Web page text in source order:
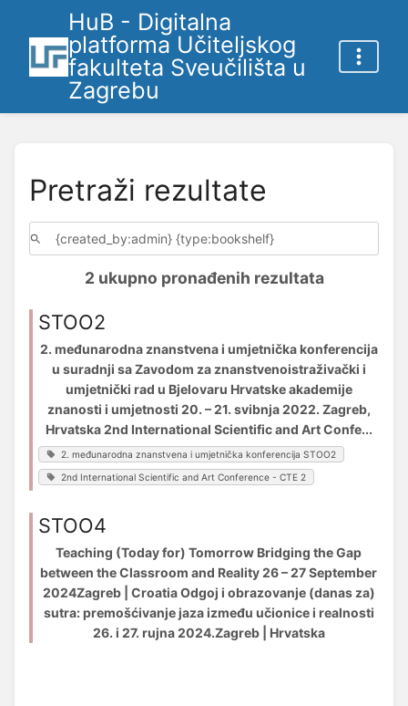
HuB - Digitalna
platforma Učiteljskog
fakulteta Sveučilišta u
Zagrebu
Pretraži rezultate
2 ukupno pronađenih rezultata
STOO2
2. međunarodna znanstvena i umjetnička konferencija
u suradnji sa Zavodom za znanstvenoistraživački i
umjetnički rad u Bjelovaru Hrvatske akademije
znanosti i umjetnosti 20. – 21. svibnja 2022. Zagreb,
Hrvatska 2nd International Scientific and Art Confe...
2. međunarodna znanstvena i umjetnička konferencija STOO2
2nd International Scientific and Art Conference - CTE 2
STOO4
Teaching (Today for) Tomorrow Bridging the Gap
between the Classroom and Reality 26 – 27 September
2024Zagreb | Croatia Odgoj i obrazovanje (danas za)
sutra: premošćivanje jaza između učionice i realnosti
26. i 27. rujna 2024.Zagreb | Hrvatska